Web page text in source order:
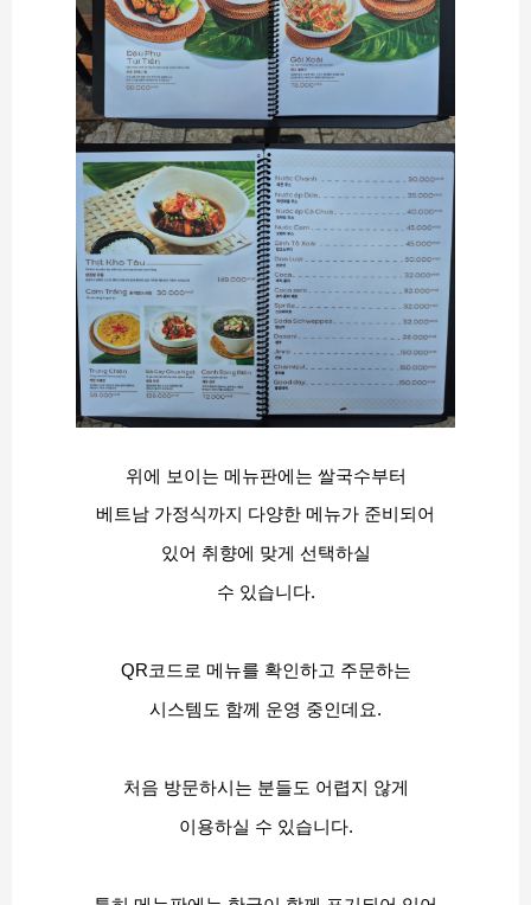
위에 보이는 메뉴판에는 쌀국수부터
베트남 가정식까지 다양한 메뉴가 준비되어
있어 취향에 맞게 선택하실
수 있습니다.
QR코드로 메뉴를 확인하고 주문하는
시스템도 함께 운영 중인데요.
처음 방문하시는 분들도 어렵지 않게
이용하실 수 있습니다.